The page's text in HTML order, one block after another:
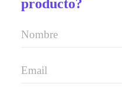
producto?